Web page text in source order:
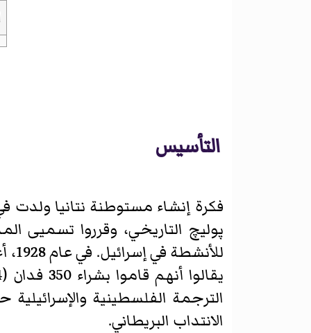
التأسيس
فكرة إنشاء مستوطنة نتانيا
پوليچ التاريخي، وقرروا تسميى
يقالوا أنهم قاموا بشراء 350 فدان (1.4 كم مربع) من أراضي
الترجمة الفلسطينية
الانتداب البريطاني.